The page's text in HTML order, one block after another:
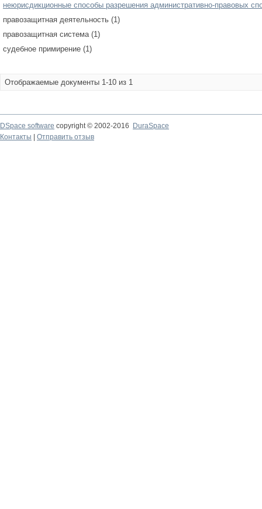
неюрисдикционные способы разрешения административно-правовых
правозащитная деятельность (1)
правозащитная система (1)
судебное примирение (1)
Отображаемые документы 1-10 из 1
DSpace software copyright © 2002-2016
DuraSpace
Контакты
Отправить отзыв